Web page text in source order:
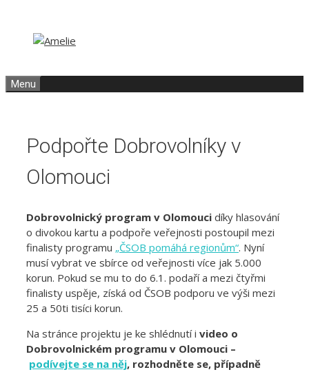
obsah
obsah
Menu
Podpořte Dobrovolníky v
Olomouci
Dobrovolnický program v Olomouci díky hlasování
o divokou kartu a podpoře veřejnosti postoupil mezi
finalisty programu „ČSOB pomáhá regionům“. Nyní
musí vybrat ve sbírce od veřejnosti více jak 5.000
korun. Pokud se mu to do 6.1. podaří a mezi čtyřmi
finalisty uspěje, získá od ČSOB podporu ve výši mezi
25 a 50ti tisíci korun.
Na stránce projektu je ke shlédnutí i video o
Dobrovolnickém programu v Olomouci –
podívejte se na něj, rozhodněte se, případně